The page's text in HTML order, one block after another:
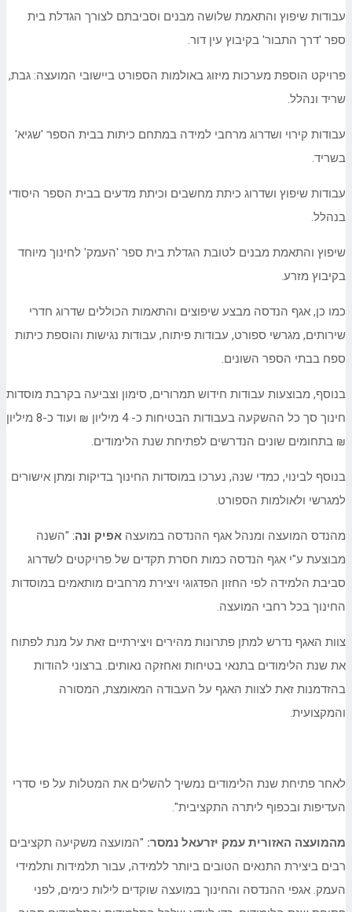
עבודות שיפוץ והתאמת שלושה מבנים וסביבתם לצורך הגדלת בית
ספר 'דרך התבור' בקיבוץ עין דור.
פרויקט הוספת מערכות מיזוג באולמות הספורט ביישובי המועצה: גבת,
שריד ונהלל.
עבודות קירוי ושדרוג מרחבי למידה במתחם כיתות בבית הספר 'שגיא'
בשריד.
עבודות שיפוץ ושדרוג כיתת מחשבים וכיתת מדעים בבית הספר היסודי
בנהלל.
שיפוץ והתאמת מבנים לטובת הגדלת בית ספר 'העמק' לחינוך מיוחד
בקיבוץ מזרע.
כמו כן, אגף הנדסה מבצע שיפוצים והתאמות הכוללים שדרוג חדרי
שירותים, מגרשי ספורט, עבודות פיתוח, עבודות נגישות והוספת כיתות
ספח בבתי הספר השונים.
בנוסף, מבוצעות עבודות חידוש תמרורים, סימון וצביעה בקרבת מוסדות
חינוך סך כל ההשקעה בעבודות הבטיחות כ- 4 מיליון ₪ ועוד כ-8 מיליון
₪ בתחומים שונים הנדרשים לפתיחת שנת הלימודים.
בנוסף לבינוי, כמדי שנה, נערכו במוסדות החינוך בדיקות ומתן אישורים
למגרשי ולאולמות הספורט.
מהנדס המועצה ומנהל אגף ההנדסה במועצה אפיק ונה: "השנה
מבוצעת ע"י אגף הנדסה כמות חסרת תקדים של פרויקטים לשדרוג
סביבת הלמידה לפי החזון הפדגוגי ויצירת מרחבים מותאמים במוסדות
החינוך בכל רחבי המועצה.
צוות האגף נדרש למתן פתרונות מהירים ויצירתיים זאת על מנת לפתוח
את שנת הלימודים בתנאי בטיחות ואחזקה נאותים. ברצוני להודות
בהזדמנות זאת לצוות האגף על העבודה המאומצת, המסורה
והמקצועית.
לאחר פתיחת שנת הלימודים נמשיך להשלים את המטלות על פי סדרי
העדיפות ובכפוף ליתרה התקציבית".
מהמועצה האזורית עמק יזרעאל נמסר: "המועצה משקיעה תקציבים
רבים ביצירת התנאים הטובים ביותר ללמידה, עבור תלמידות ותלמידי
העמק. אגפי ההנדסה והחינוך במועצה שוקדים לילות כימים, לפני